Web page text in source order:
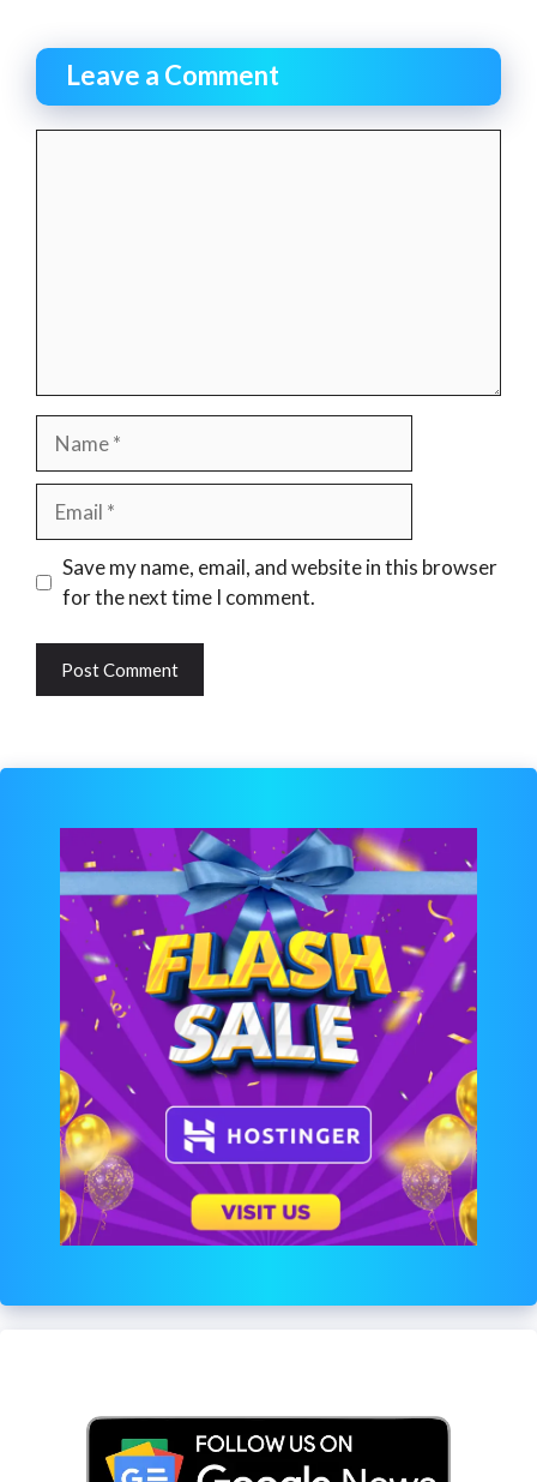
Leave a Comment
Website
Save my name, email, and website in this browser
for the next time I comment.